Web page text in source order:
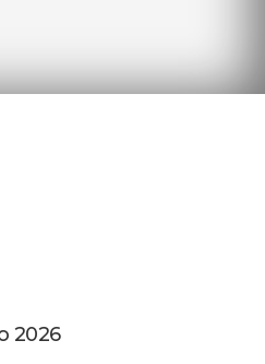
2026